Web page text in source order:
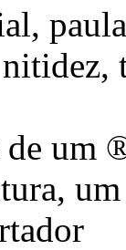
um